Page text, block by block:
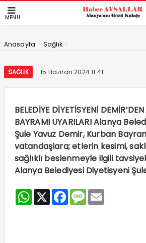
MENÜ
Anasayfa > Sağlık >
SAĞLIK 15 Haziran 2024 11:41
BELEDİYE DİYETİSYENİ
BAYRAMI UYARILARI Alanya
Şule Yavuz Demir, Kurban
vatandaşlara; etlerin kesimi,
sağlıklı beslenmeyle ilgili
Alanya Belediyesi Diyetisyeni
WhatsApp
X Facebook
Message
Email